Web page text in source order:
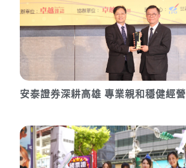
安泰證券深耕高雄 專業親和穩健經營